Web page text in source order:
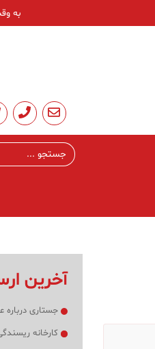
به
آخرین
جستاری درباره
کارخانه